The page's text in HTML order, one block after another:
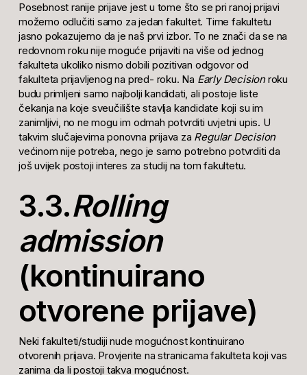
Posebnost ranije prijave jest u tome što se pri ranoj prijavi
možemo odlučiti samo za jedan fakultet. Time fakultetu
jasno pokazujemo da je naš prvi izbor. To ne znači da se na
redovnom roku nije moguće prijaviti na više od jednog
fakulteta ukoliko nismo dobili pozitivan odgovor od
fakulteta prijavljenog na pred- roku. Na Early Decisionroku
budu primljeni samo najbolji kandidati, ali postoje liste
čekanja na koje sveučilište stavlja kandidate koji su im
zanimljivi, no ne mogu im odmah potvrditi uvjetni upis. U
takvim slučajevima ponovna prijava za Regular Decision
većinom nije potreba, nego je samo potrebno potvrditi da
još uvijek postoji interes za studij na tom fakultetu.
3.3.Rolling
admission
(kontinuirano
otvorene prijave)
Neki fakulteti/studiji nude mogućnost kontinuirano
otvorenih prijava. Provjerite na stranicama fakulteta koji vas
zanima da li postoji takva mogućnost.